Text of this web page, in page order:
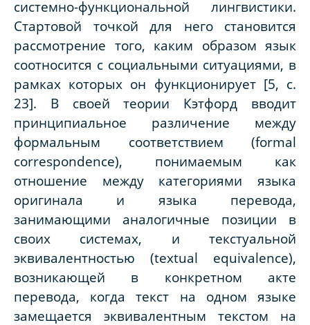
системно-функциональной лингвистики.
Стартовой точкой для него становится
рассмотрение того, каким образом язык
соотносится с социальными ситуациями, в
рамках которых он функционирует [5, с.
23]. В своей теории Кэтфорд вводит
принципиальное различение между
формальным соответствием (formal
correspondence), понимаемым как
отношение между категориями языка
оригинала и языка перевода,
занимающими аналогичные позиции в
своих системах, и текстуальной
эквивалентностью (textual equivalence),
возникающей в конкретном акте
перевода, когда текст на одном языке
замещается эквивалентным текстом на